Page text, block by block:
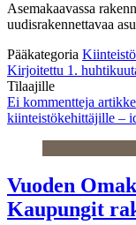
Asemakaavassa
uudisrakennettavaa
Pääkategoria
Kirjoitettu 1.
Tilaajille
Ei kommentteja
kiinteistökehittäjille –
Vuoden
Kaupungit